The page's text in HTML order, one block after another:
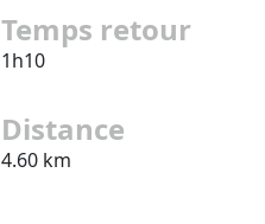
Temps retour
1h10
Distance
4.60 km